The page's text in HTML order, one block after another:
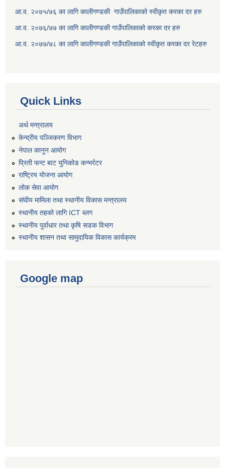
आ.व. २०७५/७६ का लागि कालीगण्डकी गाउँपालिकाको स्वीकृत करका दर हरु
आ.व. २०७६/७७ का लागि कालीगण्डकी गाउँपालिकाको करका दर हरु
आ.व. २०७७/७८ का लागि कालीगण्डकी गाउँपालिकाको स्वीकृत करका दर रेटहरु
Quick Links
अर्थ मन्त्रालय
केन्द्रीय पञ्जिकरण विभाग
नेपाल कानुन आयोग
प्रिती फन्ट बाट युनिकोड कन्भर्रटर
राष्ट्रिय योजना आयोग
लोक सेवा आयोग
संघीय मामिला तथा स्थानीय विकास मन्त्रालय
स्थानीय तहको लागि ICT ब्लग
स्थानीय पूर्वाधार तथा कृषि सडक विभाग
स्थानीय शासन तथा सामुदायिक विकास कार्यक्रम
Google map